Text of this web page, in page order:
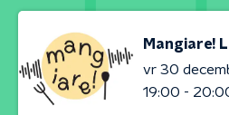
Mangiare!
vr 30
19:00 -